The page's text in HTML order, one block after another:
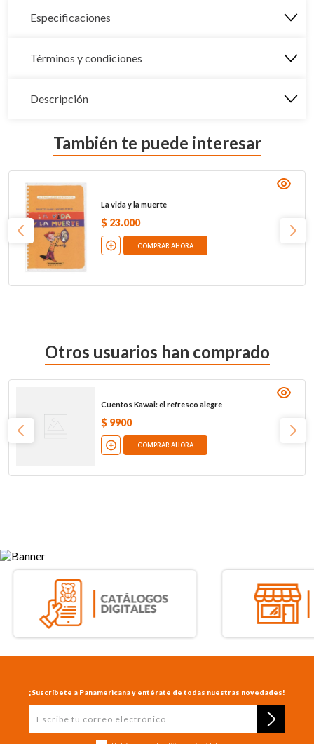
Especificaciones
Términos y condiciones
Descripción
También te puede interesar
La vida y la muerte
$ 23.000
COMPRAR AHORA
Otros usuarios han comprado
Cuentos Kawai: el refresco alegre
$ 9900
COMPRAR AHORA
¡Suscríbete a Panamericana y entérate de todas nuestras novedades!